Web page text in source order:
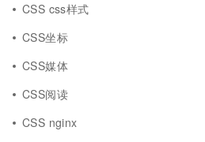
CSS css样式
CSS坐标
CSS媒体
CSS阅读
CSS nginx